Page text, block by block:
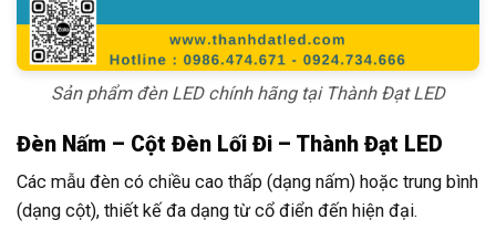
Sản phẩm đèn LED chính hãng tại Thành Đạt LED
Đèn Nấm – Cột Đèn Lối Đi – Thành Đạt LED
Các mẫu đèn có chiều cao thấp (dạng nấm) hoặc trung bình
(dạng cột), thiết kế đa dạng từ cổ điển đến hiện đại.